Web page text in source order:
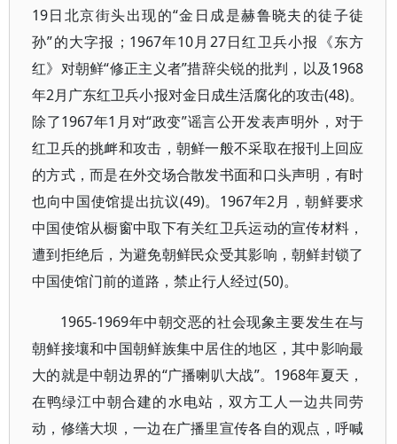
19日北京街头出现的“金日成是赫鲁晓夫的徒子徒
孙”的大字报；1967年10月27日红卫兵小报《东方
红》对朝鲜“修正主义者”措辞尖锐的批判，以及1968
年2月广东红卫兵小报对金日成生活腐化的攻击(48)。
除了1967年1月对“政变”谣言公开发表声明外，对于
红卫兵的挑衅和攻击，朝鲜一般不采取在报刊上回应
的方式，而是在外交场合散发书面和口头声明，有时
也向中国使馆提出抗议(49)。1967年2月，朝鲜要求
中国使馆从橱窗中取下有关红卫兵运动的宣传材料，
遭到拒绝后，为避免朝鲜民众受其影响，朝鲜封锁了
中国使馆门前的道路，禁止行人经过(50)。
1965-1969年中朝交恶的社会现象主要发生在与
朝鲜接壤和中国朝鲜族集中居住的地区，其中影响最
大的就是中朝边界的“广播喇叭大战”。1968年夏天，
在鸭绿江中朝合建的水电站，双方工人一边共同劳
动，修缮大坝，一边在广播里宣传各自的观点，呼喊